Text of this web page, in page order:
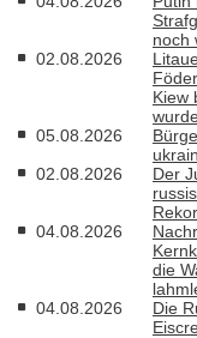
noch
02.08.2026
Kiew
05.08.2026
02.08.2026
Der
04.08.2026
die
04.08.2026
Die